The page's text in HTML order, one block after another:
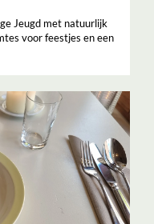
Jeugd met natuurlijk
voor feestjes en een